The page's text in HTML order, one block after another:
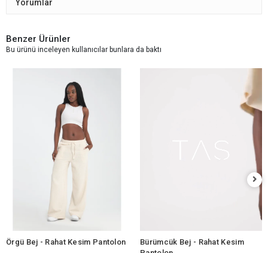
Yorumlar
Benzer Ürünler
Bu ürünü inceleyen kullanıcılar bunlara da baktı
Örgü Bej - Rahat Kesim Pantolon
Bürümcük Bej - Rahat Kesim